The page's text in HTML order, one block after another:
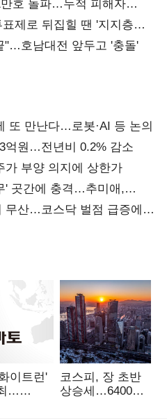
호 돌파…누적 피해자
제로 뒤집힐 땐 '지지층
"…호남대전 앞두고 '충돌'
또 만난다…로봇·AI 등 논의
억원…전년비 0.2% 감소
가 부양 의지에 상한가
' 곳간에 충격…추미애,
부수
무산…코스닥 벌점 급증에
이트런'
…
코스피, 장 초반
상승세…6400선